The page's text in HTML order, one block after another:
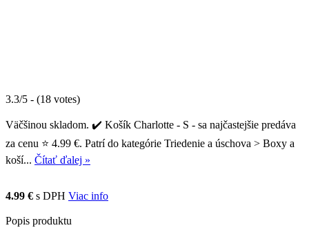
3.3/5 - (18 votes)
Väčšinou skladom. ✔️ Košík Charlotte - S - sa najčastejšie predáva
za cenu ⭐ 4.99 €. Patrí do kategórie Triedenie a úschova > Boxy a
koší... Čítať ďalej »
4.99 € s DPH Viac info
Popis produktu